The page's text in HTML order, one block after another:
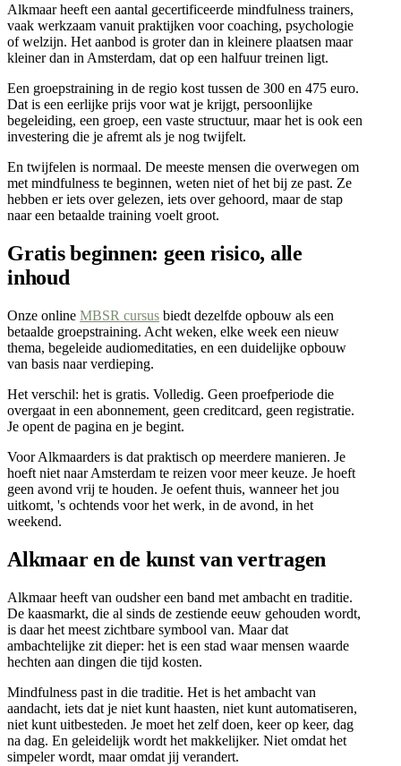
Alkmaar heeft een aantal gecertificeerde mindfulness trainers,
vaak werkzaam vanuit praktijken voor coaching, psychologie
of welzijn. Het aanbod is groter dan in kleinere plaatsen maar
kleiner dan in Amsterdam, dat op een halfuur treinen ligt.
Een groepstraining in de regio kost tussen de 300 en 475 euro.
Dat is een eerlijke prijs voor wat je krijgt, persoonlijke
begeleiding, een groep, een vaste structuur, maar het is ook een
investering die je afremt als je nog twijfelt.
En twijfelen is normaal. De meeste mensen die overwegen om
met mindfulness te beginnen, weten niet of het bij ze past. Ze
hebben er iets over gelezen, iets over gehoord, maar de stap
naar een betaalde training voelt groot.
Gratis beginnen: geen risico, alle
inhoud
Onze online MBSR cursus biedt dezelfde opbouw als een
betaalde groepstraining. Acht weken, elke week een nieuw
thema, begeleide audiomeditaties, en een duidelijke opbouw
van basis naar verdieping.
Het verschil: het is gratis. Volledig. Geen proefperiode die
overgaat in een abonnement, geen creditcard, geen registratie.
Je opent de pagina en je begint.
Voor Alkmaarders is dat praktisch op meerdere manieren. Je
hoeft niet naar Amsterdam te reizen voor meer keuze. Je hoeft
geen avond vrij te houden. Je oefent thuis, wanneer het jou
uitkomt, 's ochtends voor het werk, in de avond, in het
weekend.
Alkmaar en de kunst van vertragen
Alkmaar heeft van oudsher een band met ambacht en traditie.
De kaasmarkt, die al sinds de zestiende eeuw gehouden wordt,
is daar het meest zichtbare symbool van. Maar dat
ambachtelijke zit dieper: het is een stad waar mensen waarde
hechten aan dingen die tijd kosten.
Mindfulness past in die traditie. Het is het ambacht van
aandacht, iets dat je niet kunt haasten, niet kunt automatiseren,
niet kunt uitbesteden. Je moet het zelf doen, keer op keer, dag
na dag. En geleidelijk wordt het makkelijker. Niet omdat het
simpeler wordt, maar omdat jij verandert.